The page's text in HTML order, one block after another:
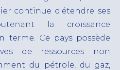
continue d'étendre ses
la croissance
terme. Ce pays possède
de ressources non
du pétrole, du gaz,